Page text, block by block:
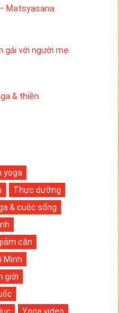
Matsyasana
gái với người mẹ
& thiền
yoga
Thực dưỡng
& cuộc sống
cân
Minh
giới
Yoga video